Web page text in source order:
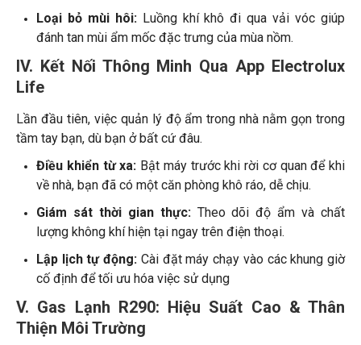
Loại bỏ mùi hôi:Luồng khí khô đi qua vải vóc giúp
đánh tan mùi ẩm mốc đặc trưng của mùa nồm.
IV. Kết Nối Thông Minh Qua App Electrolux
Life
Lần đầu tiên, việc quản lý độ ẩm trong nhà nằm gọn trong
tầm tay bạn, dù bạn ở bất cứ đâu.
Điều khiển từ xa: Bật máy trước khi rời cơ quan để khi
về nhà, bạn đã có một căn phòng khô ráo, dễ chịu.
Giám sát thời gian thực:Theo dõi độ ẩm và chất
lượng không khí hiện tại ngay trên điện thoại.
Lập lịch tự động: Cài đặt máy chạy vào các khung giờ
cố định để tối ưu hóa việc sử dụng
V. Gas Lạnh R290: Hiệu Suất Cao & Thân
Thiện Môi Trường